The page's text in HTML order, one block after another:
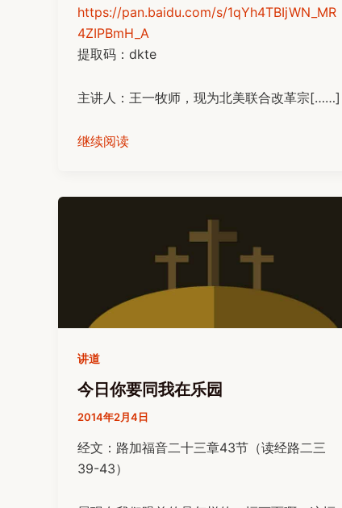
https://pan.baidu.com/s/1qYh4TBIjWN_MR
4ZIPBmH_A
提取码：dkte
主讲人：王一牧师，现为北美联合改革宗[……]
继续阅读
讲道
今日你要同我在乐园
2014年2月4日
经文：路加福音二十三章43节（读经路二三
39-43）